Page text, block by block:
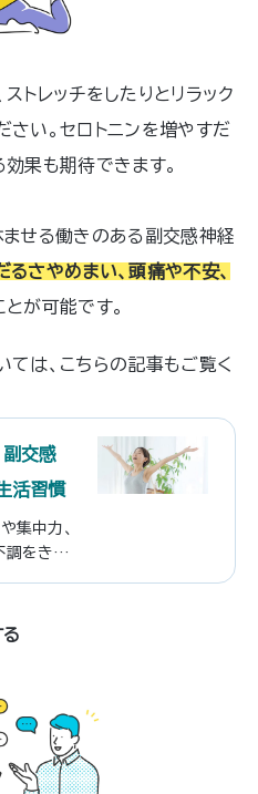
トレッチをしたりとリラック
さい。セロトニンを増やすだ
果も期待できます。
ませる働きのある副交感神経
るさやめまい、頭痛や不安、
が可能です。
は、こちらの記事もご覧く
交感
活習慣
集中力、
調をきた
神経を
を解説し